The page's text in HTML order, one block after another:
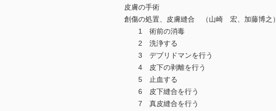
皮膚の手術
創傷の処置、皮膚縫合 （山崎 宏、加藤博之）
1 術前の消毒
2 洗浄する
3 デブリドマンを行う
4 皮下の剥離を行う
5 止血する
6 皮下縫合を行う
7 真皮縫合を行う